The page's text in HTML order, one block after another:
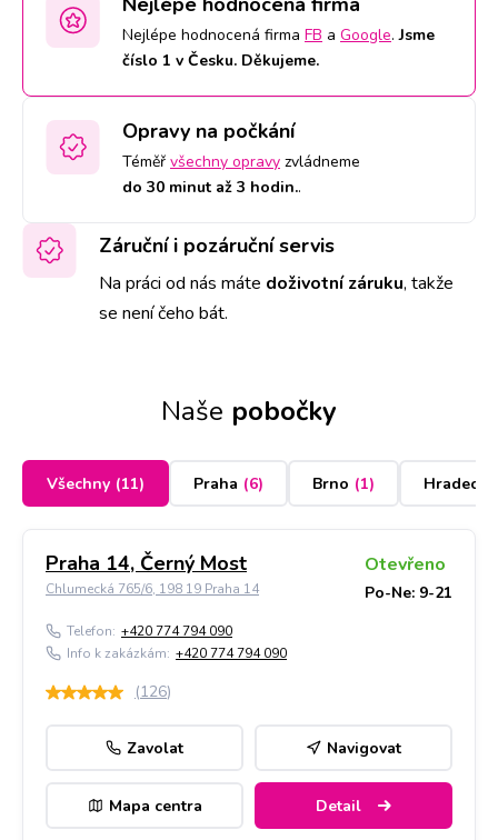
Nejlépe hodnocená firma FB a Google.Jsme
číslo 1 v Česku. Děkujeme.
Opravy na počkání
Téměř všechny opravy zvládneme
do 30 minut až 3 hodin..
Záruční i pozáruční servis
Na práci od nás máte doživotní záruku, takže
se není čeho bát.
Naše pobočky
Všechny (11) Praha (6) Brno (1) Hradec
Praha 14, Černý Most
Chlumecká 765/6, 198 19 Praha 14
Otevřeno
Po-Ne: 9-21
Telefon: +420 774 794 090
Info k zakázkám: +420 774 794 090
(126)
Zavolat Navigovat
Mapa centra Detail